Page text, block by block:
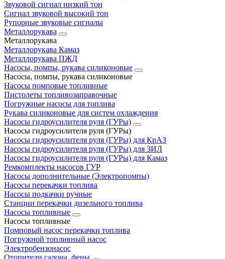
Звуковой сигнал низкий тон
Сигнал звуковой высокий тон
Рупорные звуковые сигналы
Металлорукава
Металлорукава
Металлорукава Камаз
Металлорукава ПЖД
Насосы, помпы, рукава силиконовые
Насосы, помпы, рукава силиконовые
Насосы помповые топливные
Пистолеты топливозаправочные
Погружные насосы для топлива
Рукава силиконовые для систем охлаждения
Насосы гидроусилителя руля (ГУРы)
Насосы гидроусилителя руля (ГУРы)
Насосы гидроусилителя руля (ГУРы) для КрАЗ
Насосы гидроусилителя руля (ГУРы) для ЗИЛ
Насосы гидроусилителя руля (ГУРы) для Камаз
Ремкомплекты насосов ГУР
Насосы дополнительные (Электропомпы)
Насосы перекачки топлива
Насосы подкачки ручные
Станции перекачки дизельного топлива
Насосы топливные
Насосы топливные
Помповый насос перекачки топлива
Погружной топливный насос
Электробензонасос